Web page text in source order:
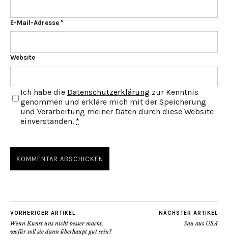
E-Mail-Adresse *
Website
Ich habe die Datenschutzerklärung zur Kenntnis
genommen und erkläre mich mit der Speicherung
und Verarbeitung meiner Daten durch diese Website
einverstanden. *
VORHERIGER ARTIKEL
Wenn Kunst uns nicht besser macht,
wofür soll sie dann überhaupt gut sein?
NÄCHSTER ARTIKEL
Sau aus USA